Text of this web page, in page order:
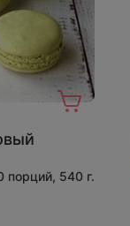
порций, 540 г.